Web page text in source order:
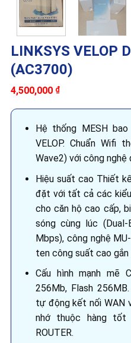
LINKSYS VELOP
(AC3700)
4,500,000 ₫
Hệ thống MESH
VELOP. Chuẩn Wifi
Wave2) với công
Hiệu suất cao Thiết
đặt với tất cả các kiểu
cho căn hộ cao cấp,
sóng cùng lúc
Mbps), công nghệ
ten công suất cao gắn
Cấu hình mạnh mẽ
256Mb, Flash
tự động kết nối WAN
nhớ thuộc hàng
ROUTER.